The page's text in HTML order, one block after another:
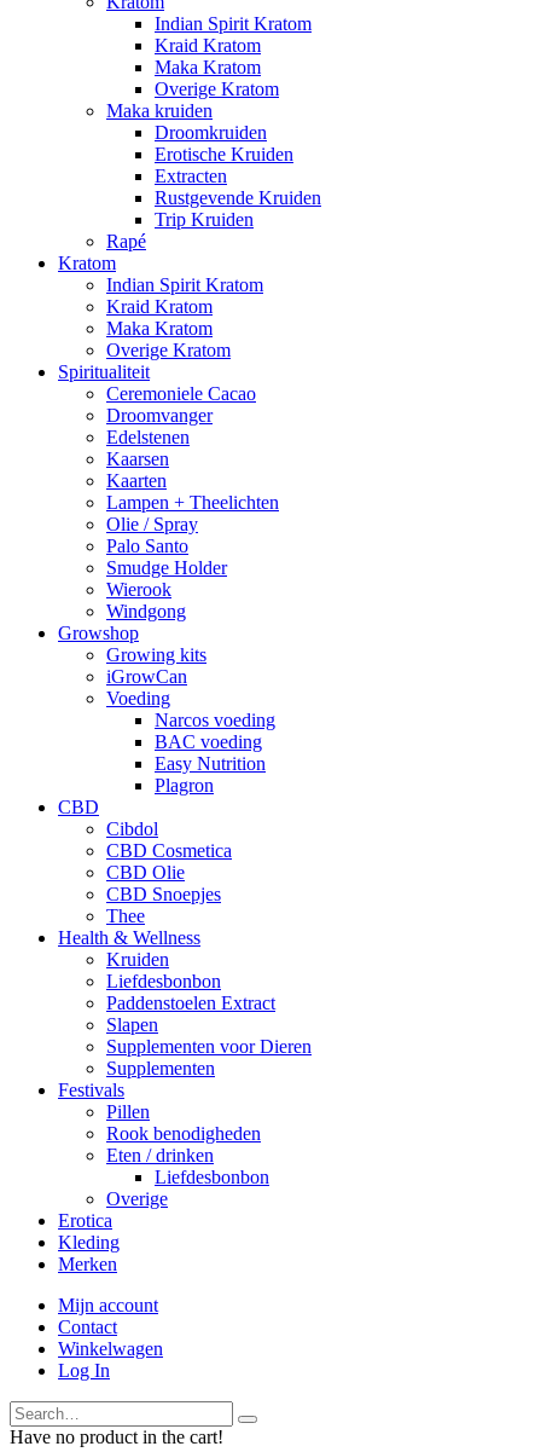
Indian Spirit Kratom
Kraid Kratom
Maka Kratom
Overige Kratom
Maka kruiden
Droomkruiden
Erotische Kruiden
Extracten
Rustgevende Kruiden
Trip Kruiden
Rapé
Kratom
Indian Spirit Kratom
Kraid Kratom
Maka Kratom
Overige Kratom
Spiritualiteit
Ceremoniele Cacao
Droomvanger
Edelstenen
Kaarsen
Kaarten
Lampen + Theelichten
Olie / Spray
Palo Santo
Smudge Holder
Wierook
Windgong
Growshop
Growing kits
iGrowCan
Voeding
Narcos voeding
BAC voeding
Easy Nutrition
Plagron
CBD
Cibdol
CBD Cosmetica
CBD Olie
CBD Snoepjes
Thee
Health & Wellness
Kruiden
Liefdesbonbon
Paddenstoelen Extract
Slapen
Supplementen voor Dieren
Supplementen
Festivals
Pillen
Rook benodigheden
Eten / drinken
Liefdesbonbon
Overige
Erotica
Kleding
Merken
Mijn account
Contact
Winkelwagen
Log In
Have no product in the cart!